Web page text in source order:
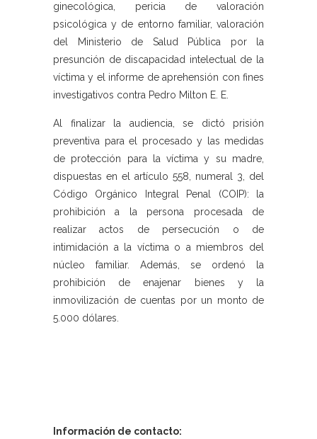
ginecológica, pericia de valoración
psicológica y de entorno familiar, valoración
del Ministerio de Salud Pública por la
presunción de discapacidad intelectual de la
víctima y el informe de aprehensión con fines
investigativos contra Pedro Milton E. E.
Al finalizar la audiencia, se dictó prisión
preventiva para el procesado y las medidas
de protección para la víctima y su madre,
dispuestas en el artículo 558, numeral 3, del
Código Orgánico Integral Penal (COIP): la
prohibición a la persona procesada de
realizar actos de persecución o de
intimidación a la víctima o a miembros del
núcleo familiar. Además, se ordenó la
prohibición de enajenar bienes y la
inmovilización de cuentas por un monto de
5.000 dólares.
Información de contacto: